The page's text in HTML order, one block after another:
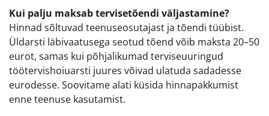
Kui palju maksab tervisetõendi väljastamine?
Hinnad sõltuvad teenuseosutajast ja tõendi tüübist.
Üldarsti läbivaatusega seotud tõend võib maksta 20–50
eurot, samas kui põhjalikumad terviseuuringud
töötervishoiuarsti juures võivad ulatuda sadadesse
eurodesse. Soovitame alati küsida hinnapakkumist
enne teenuse kasutamist.